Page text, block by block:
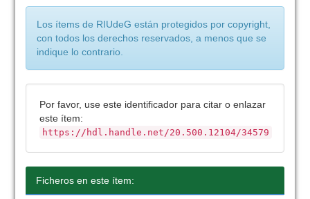
Los ítems de RIUdeG están protegidos por copyright,
con todos los derechos reservados, a menos que se
indique lo contrario.
Por favor, use este identificador para citar o enlazar
este ítem:
https://hdl.handle.net/20.500.12104/34579
Ficheros en este ítem: